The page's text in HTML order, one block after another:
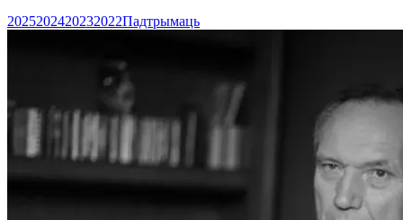
2025202420232022Падтрымаць